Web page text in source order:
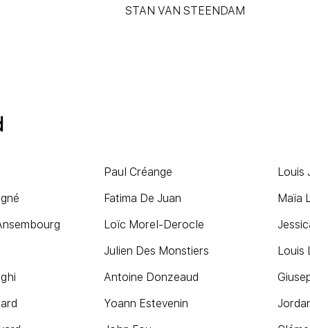
STAN VAN STEENDAM
Paul Créange
Fatima De Juan
Loïc Morel-Derocle
Julien Des Monstiers
Antoine Donzeaud
Yoann Estevenin
Louis
Maïa
Louis